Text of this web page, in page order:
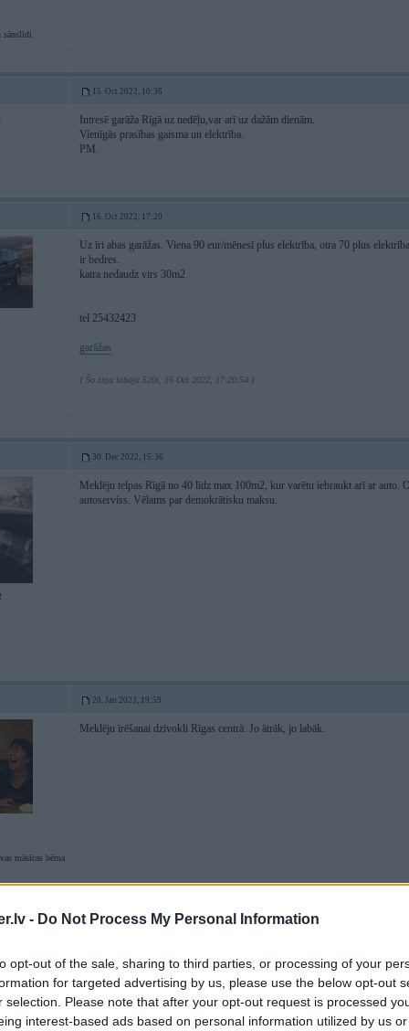
- Do Not Process My Personal Information
opt-out of the sale, sharing to third parties, or processing of your
for targeted advertising by us, please use the below opt-out
selection. Please note that after your opt-out request is processed
interest-based ads based on personal information utilized by us
sānslīdi
15. Oct 2022, 10:36
Intresē garāža Rīgā uz nedēļu,var arī uz dažām dienām.
Vienīgās prasības gaisma un elektrība.
PM.
16. Oct 2022, 17:20
Uz īri abas garāžas. Viena 90 eur/mēnesī plus elektrība, otra 70 plus
ir bedres.
katra nedaudz virs 30m2
tel 25432423
garāžas
[ Šo ziņu laboja 520i, 16 Oct 2022, 17:20:54 ]
30. Dec 2022, 15:36
Meklēju telpas Rīgā no 40 līdz max 100m2, kur varētu iebraukt arī ar auto.
autoserviss. Vēlams par demokrātisku maksu.
20. Jan 2023, 19:59
māsīcas bērna
Meklēju īrēšanai dzīvokli Rīgas centrā. Jo ātrāk, jo labāk.
07. Oct 2023, 21:18
Vai kādam ir kontakti, kur varētu noparkot savu auto pa ziemu? Angārs,
Latvijā, bet vēlams Rīgā vai Pierīgā.
Tel. 20239239